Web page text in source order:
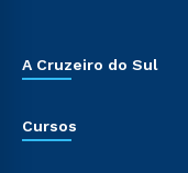
A Cruzeiro do Sul
Cursos